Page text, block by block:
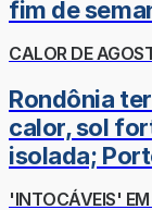
fim de
CALOR DE
Rondônia
calor, sol
isolada;
'INTOCÁVEIS'